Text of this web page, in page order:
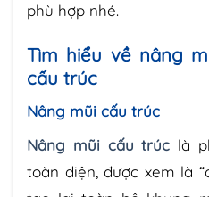
phù hợp nhé.
Tìm hiểu về nâng
cấu trúc
Nâng mũi cấu trúc
Nâng mũi cấu trúc là
toàn diện, được xem là